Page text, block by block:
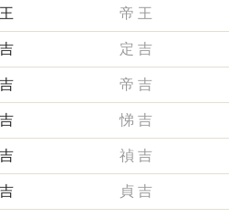
帝 王
定 吉
帝 吉
悌 吉
禎 吉
貞 吉